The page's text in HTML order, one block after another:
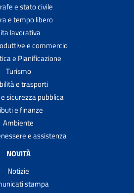
e stato civile
e tempo libero
lavorativa
e commercio
e Pianificazione
Turismo
e trasporti
sicurezza pubblica
e finanze
Ambiente
e assistenza
NOVITÀ
Notizie
stampa